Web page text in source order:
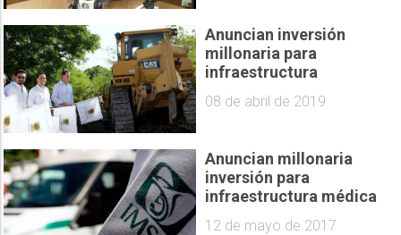
Anuncian inversión
millonaria para
infraestructura
08 de abril de 2019
Anuncian millonaria
inversión para
infraestructura médica
12 de mayo de 2017